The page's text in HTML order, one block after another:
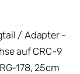
/ Adapter -
auf CRC-9
178, 25cm